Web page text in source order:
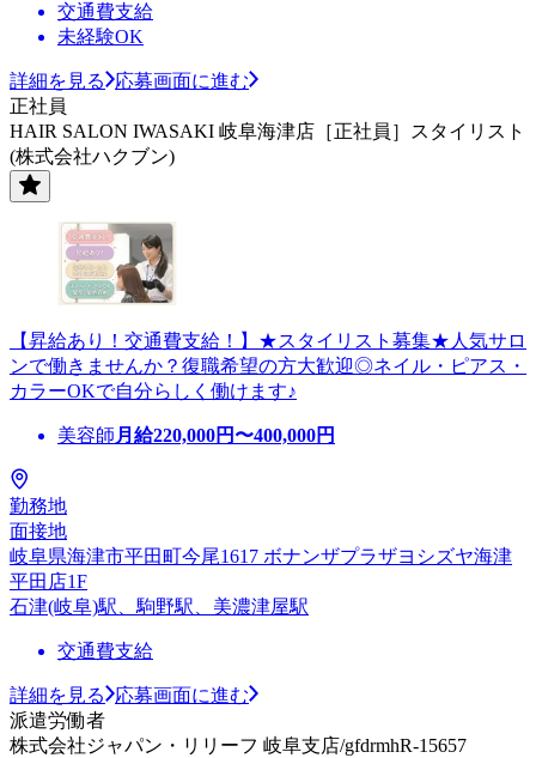
交通費支給
未経験OK
詳細を見る
応募画面に進む
正社員
HAIR SALON IWASAKI 岐阜海津店［正社員］スタイリスト
(株式会社ハクブン)
【昇給あり！交通費支給！】★スタイリスト募集★人気サロ
ンで働きませんか？復職希望の方大歓迎◎ネイル・ピアス・
カラーOKで自分らしく働けます♪
美容師 月給220,000円〜400,000円
勤務地
面接地
岐阜県海津市平田町今尾1617 ボナンザプラザヨシズヤ海津
平田店1F
石津(岐阜)駅、駒野駅、美濃津屋駅
交通費支給
詳細を見る
応募画面に進む
派遣労働者
株式会社ジャパン・リリーフ 岐阜支店/gfdrmhR-15657